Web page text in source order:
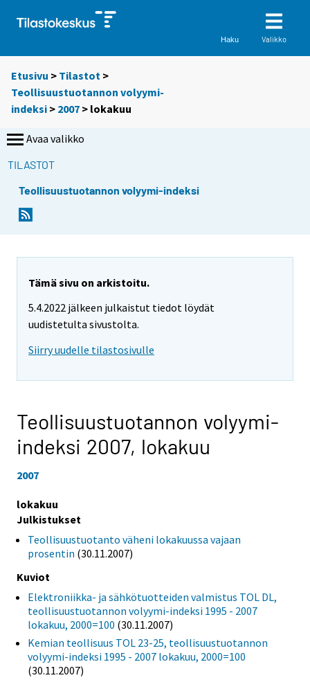
Haku Valikko
Etusivu > Tilastot >
Teollisuustuotannon volyymi-
indeksi > 2007 > lokakuu
Avaa valikko
TILASTOT
Teollisuustuotannon volyymi-indeksi
Tämä sivu on arkistoitu.
5.4.2022 jälkeen julkaistut tiedot löydät
uudistetulta sivustolta.
Siirry uudelle tilastosivulle
Teollisuustuotannon volyymi-
indeksi 2007, lokakuu
2007
lokakuu
Julkistukset
Teollisuustuotanto väheni lokakuussa vajaan
prosentin (30.11.2007)
Kuviot
Elektroniikka- ja sähkötuotteiden valmistus TOL DL,
teollisuustuotannon volyymi-indeksi 1995 - 2007
lokakuu, 2000=100 (30.11.2007)
Kemian teollisuus TOL 23-25, teollisuustuotannon
volyymi-indeksi 1995 - 2007 lokakuu, 2000=100
(30.11.2007)